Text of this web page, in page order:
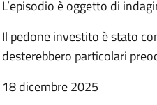
L’episodio è oggetto di
Il pedone investito è stato
desterebbero particolari
18 dicembre 2025